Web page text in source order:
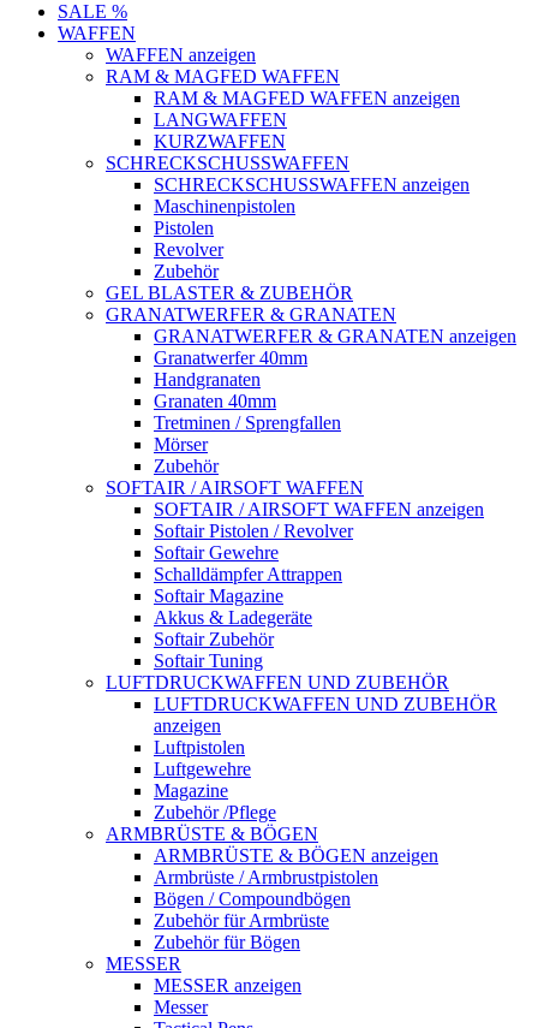
SALE %
WAFFEN
WAFFEN anzeigen
RAM & MAGFED WAFFEN
RAM & MAGFED WAFFEN anzeigen
LANGWAFFEN
KURZWAFFEN
SCHRECKSCHUSSWAFFEN
SCHRECKSCHUSSWAFFEN anzeigen
Maschinenpistolen
Pistolen
Revolver
Zubehör
GEL BLASTER & ZUBEHÖR
GRANATWERFER & GRANATEN
GRANATWERFER & GRANATEN anzeigen
Granatwerfer 40mm
Handgranaten
Granaten 40mm
Tretminen / Sprengfallen
Mörser
Zubehör
SOFTAIR / AIRSOFT WAFFEN
SOFTAIR / AIRSOFT WAFFEN anzeigen
Softair Pistolen / Revolver
Softair Gewehre
Schalldämpfer Attrappen
Softair Magazine
Akkus & Ladegeräte
Softair Zubehör
Softair Tuning
LUFTDRUCKWAFFEN UND ZUBEHÖR
LUFTDRUCKWAFFEN UND ZUBEHÖR
anzeigen
Luftpistolen
Luftgewehre
Magazine
Zubehör /Pflege
ARMBRÜSTE & BÖGEN
ARMBRÜSTE & BÖGEN anzeigen
Armbrüste / Armbrustpistolen
Bögen / Compoundbögen
Zubehör für Armbrüste
Zubehör für Bögen
MESSER
MESSER anzeigen
Messer